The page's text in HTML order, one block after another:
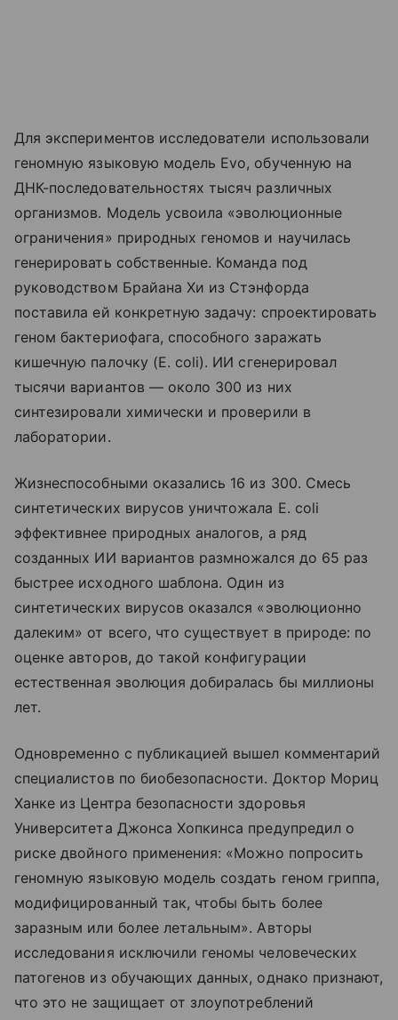
Для экспериментов исследователи использовали
геномную языковую модель Evo, обученную на
ДНК-последовательностях тысяч различных
организмов. Модель усвоила «эволюционные
ограничения» природных геномов и научилась
генерировать собственные. Команда под
руководством Брайана Хи из Стэнфорда
поставила ей конкретную задачу: спроектировать
геном бактериофага, способного заражать
кишечную палочку (E. coli). ИИ сгенерировал
тысячи вариантов — около 300 из них
синтезировали химически и проверили в
лаборатории.
Жизнеспособными оказались 16 из 300. Смесь
синтетических вирусов уничтожала E. coli
эффективнее природных аналогов, а ряд
созданных ИИ вариантов размножался до 65 раз
быстрее исходного шаблона. Один из
синтетических вирусов оказался «эволюционно
далеким» от всего, что существует в природе: по
оценке авторов, до такой конфигурации
естественная эволюция добиралась бы миллионы
лет.
Одновременно с публикацией вышел комментарий
специалистов по биобезопасности. Доктор Мориц
Ханке из Центра безопасности здоровья
Университета Джонса Хопкинса предупредил о
риске двойного применения: «Можно попросить
геномную языковую модель создать геном гриппа,
модифицированный так, чтобы быть более
заразным или более летальным». Авторы
исследования исключили геномы человеческих
патогенов из обучающих данных, однако признают,
что это не защищает от злоупотреблений